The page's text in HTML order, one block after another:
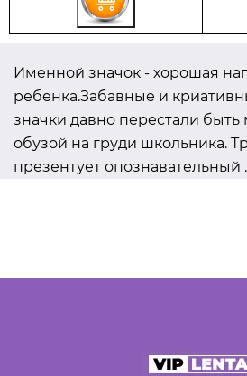
Именной значок - хорошая
ребенка.Забавные и
значки давно перестали быть
обузой на груди школьника.
презентует опознавательный